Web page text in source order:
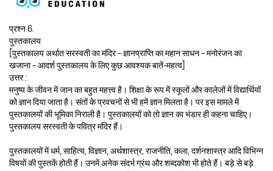
प्रश्न 6.
पुस्तकालय
[पुस्तकालय अर्थात सरस्वती का मंदिर – ज्ञानप्राप्ति का महान साधन – मनोरंजन का
खजाना – आदर्श पुस्तकालय के लिए कुछ आवश्यक बातें-महत्व]
उत्तर :
मनुष्य के जीवन में जान का बहुत महत्त्व है। शिक्षा के रूप में स्कूलों और कालेजों में विद्यार्थियों
को ज्ञान दिया जाता है। संतों के प्रवचनों से भी हमें ज्ञान मिलता है। पर इस मामले में
पुस्तकालयों की भूमिका निराली है। पुस्तकालयों को तो ज्ञान का भंडार ही कहना चाहिए।
पुस्तकालय सरस्वती के पवित्र मंदिर हैं।
पुस्तकालयों में धर्म, साहित्य, विज्ञान, अर्थशास्त्र, राजनीति, कला, दर्शनशास्त्र आदि विभिन्न
विषयों की पुस्तकें होती हैं। उनमें अनेक संदर्भ ग्रंथ और शब्दकोश भी होते हैं। बड़े से बड़े